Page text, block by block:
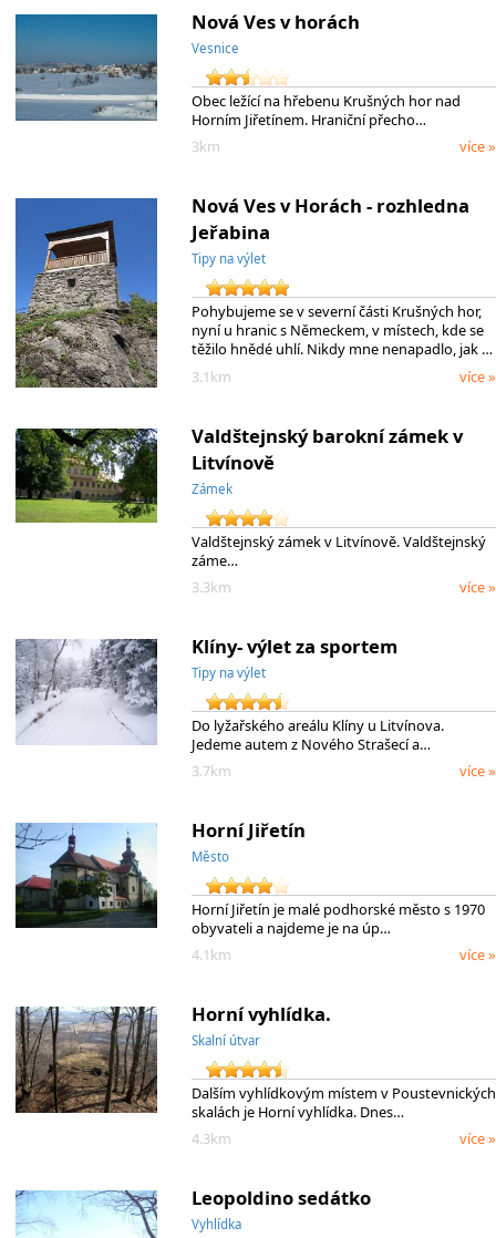
Nová Ves v horách
Vesnice
Obec ležící na hřebenu Krušných hor nad
Horním Jiřetínem. Hraniční přecho…
3km
více »
Nová Ves v Horách - rozhledna
Jeřabina
Tipy na výlet
Pohybujeme se v severní části Krušných hor,
nyní u hranic s Německem, v místech, kde se
těžilo hnědé uhlí. Nikdy mne nenapadlo, jak …
3.1km
více »
Valdštejnský barokní zámek v
Litvínově
Zámek
Valdštejnský zámek v Litvínově. Valdštejnský
záme…
3.3km
více »
Klíny- výlet za sportem
Tipy na výlet
Do lyžařského areálu Klíny u Litvínova.
Jedeme autem z Nového Strašecí a…
3.7km
více »
Horní Jiřetín
Město
Horní Jiřetín je malé podhorské město s 1970
obyvateli a najdeme je na úp…
4.1km
více »
Horní vyhlídka.
Skalní útvar
Dalším vyhlídkovým místem v Poustevnických
skalách je Horní vyhlídka. Dnes…
4.3km
více »
Leopoldino sedátko
Vyhlídka